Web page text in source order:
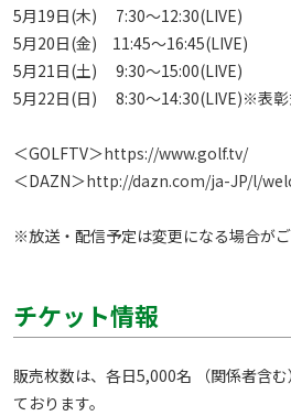
5月19日(木)　 7:30～12:30(LIVE)
5月20日(金)　11:45～16:45(LIVE)
5月21日(土)　 9:30～15:00(LIVE)
5月22日(日)　 8:30～14:30(LIVE)※表
＜GOLFTV＞https://www.golf.tv/
＜DAZN＞http://dazn.com/ja-JP/l/
※放送・配信予定は変更になる場合がご
チケット情報
販売枚数は、各日5,000名 （関係者含
ております。